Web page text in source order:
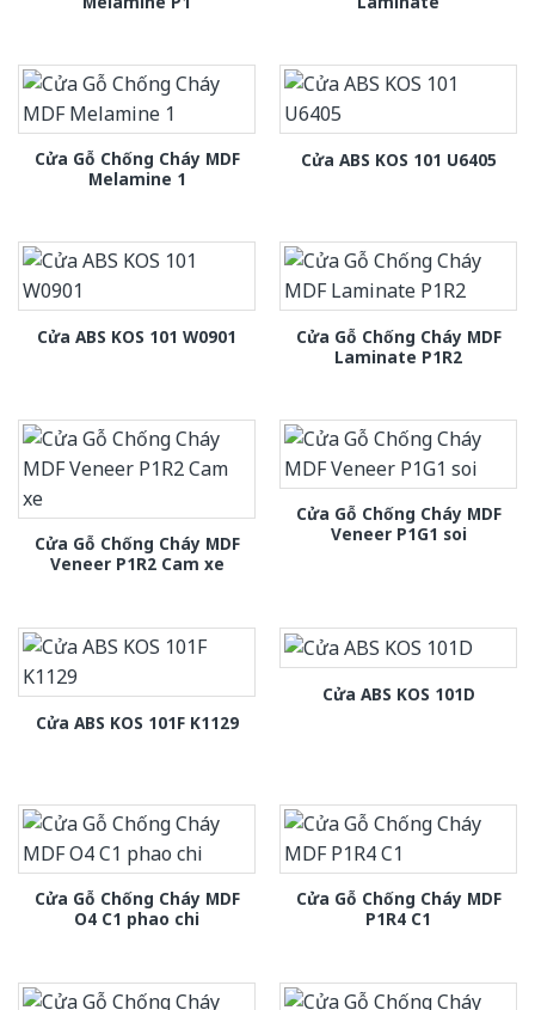
Cửa Gỗ Chống Cháy MDF
Melamine 1
Cửa ABS KOS 101 U6405
Cửa ABS KOS 101 W0901
Cửa Gỗ Chống Cháy MDF
Laminate P1R2
Cửa Gỗ Chống Cháy MDF
Veneer P1R2 Cam xe
Cửa Gỗ Chống Cháy MDF
Veneer P1G1 soi
Cửa ABS KOS 101F K1129
Cửa ABS KOS 101D
Cửa Gỗ Chống Cháy MDF
O4 C1 phao chi
Cửa Gỗ Chống Cháy MDF
P1R4 C1